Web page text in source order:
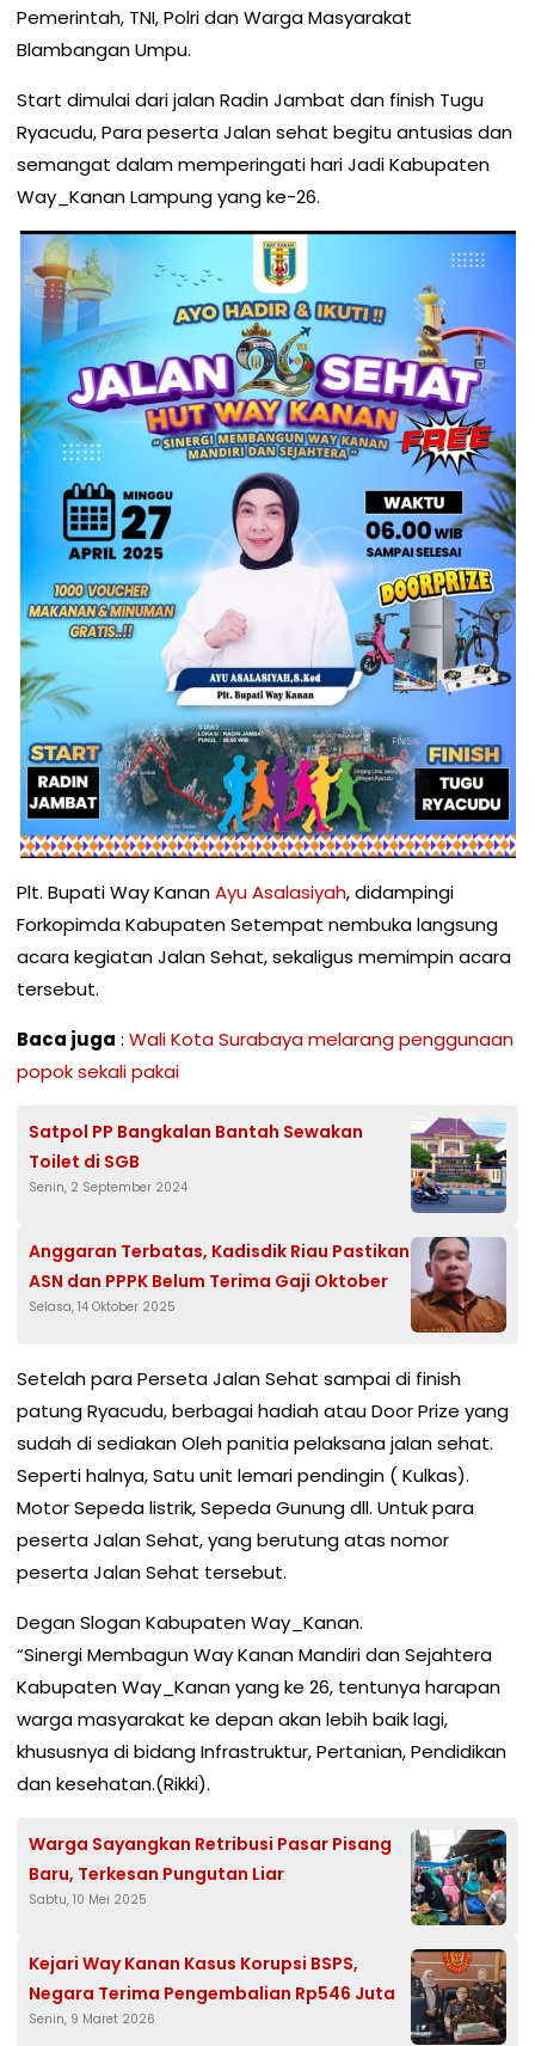
Pemerintah, TNI, Polri dan Warga Masyarakat
Blambangan Umpu.
Start dimulai dari jalan Radin Jambat dan finish Tugu
Ryacudu, Para peserta Jalan sehat begitu antusias dan
semangat dalam memperingati hari Jadi Kabupaten
Way_Kanan Lampung yang ke-26.
Plt. Bupati Way KananAyu Asalasiyah, didampingi
Forkopimda Kabupaten Setempat nembuka langsung
acara kegiatan Jalan Sehat, sekaligus memimpin acara
tersebut.
Baca juga : Wali Kota Surabaya melarang penggunaan
popok sekali pakai
Satpol PP Bangkalan Bantah Sewakan
Toilet di SGB
Senin, 2 September 2024
Anggaran Terbatas, Kadisdik Riau Pastikan
ASN dan PPPK Belum Terima Gaji Oktober
Selasa, 14 Oktober 2025
Setelah para Perseta Jalan Sehat sampai di finish
patung Ryacudu, berbagai hadiah atau Door Prize yang
sudah di sediakan Oleh panitia pelaksana jalan sehat.
Seperti halnya, Satu unit lemari pendingin ( Kulkas).
Motor Sepeda listrik, Sepeda Gunung dll. Untuk para
peserta Jalan Sehat, yang berutung atas nomor
peserta Jalan Sehat tersebut.
Degan Slogan Kabupaten Way_Kanan.
“Sinergi Membagun Way Kanan Mandiri dan Sejahtera
Kabupaten Way_Kanan yang ke 26, tentunya harapan
warga masyarakat ke depan akan lebih baik lagi,
khususnya di bidang Infrastruktur, Pertanian, Pendidikan
dan kesehatan.(Rikki).
Warga Sayangkan Retribusi Pasar Pisang
Baru, Terkesan Pungutan Liar
Sabtu, 10 Mei 2025
Kejari Way Kanan Kasus Korupsi BSPS,
Negara Terima Pengembalian Rp546 Juta
Senin, 9 Maret 2026